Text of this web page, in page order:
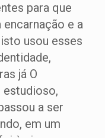
para que
e a
usou esses
já O
estudioso,
a ser
em um